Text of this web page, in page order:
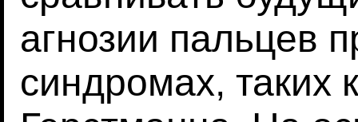
агнозии пальцев
синдромах, таких